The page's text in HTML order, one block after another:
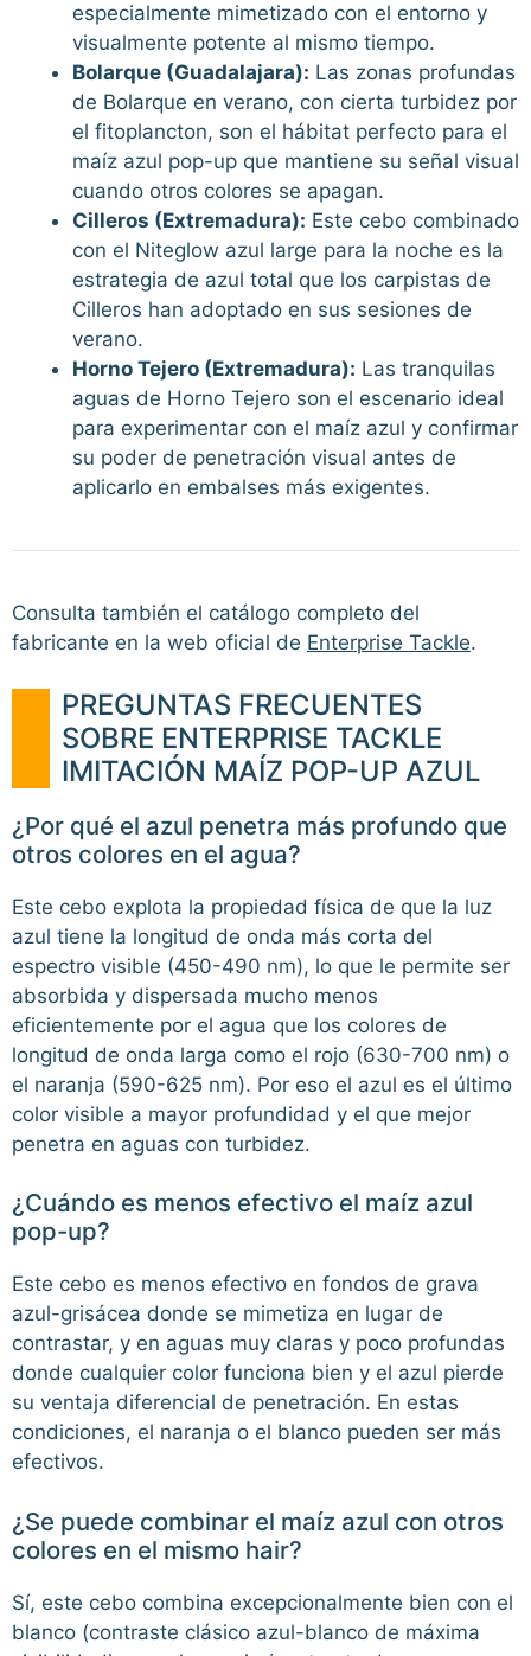
especialmente mimetizado con el entorno y
visualmente potente al mismo tiempo.
Bolarque (Guadalajara): Las zonas profundas
de Bolarque en verano, con cierta turbidez por
el fitoplancton, son el hábitat perfecto para el
maíz azul pop-up que mantiene su señal visual
cuando otros colores se apagan.
Cilleros (Extremadura): Este cebo combinado
con el Niteglow azul large para la noche es la
estrategia de azul total que los carpistas de
Cilleros han adoptado en sus sesiones de
verano.
Horno Tejero (Extremadura): Las tranquilas
aguas de Horno Tejero son el escenario ideal
para experimentar con el maíz azul y confirmar
su poder de penetración visual antes de
aplicarlo en embalses más exigentes.
Consulta también el catálogo completo del
fabricante en la web oficial de Enterprise Tackle.
PREGUNTAS FRECUENTES
SOBRE ENTERPRISE TACKLE
IMITACIÓN MAÍZ POP-UP AZUL
¿Por qué el azul penetra más profundo que
otros colores en el agua?
Este cebo explota la propiedad física de que la luz
azul tiene la longitud de onda más corta del
espectro visible (450-490 nm), lo que le permite ser
absorbida y dispersada mucho menos
eficientemente por el agua que los colores de
longitud de onda larga como el rojo (630-700 nm) o
el naranja (590-625 nm). Por eso el azul es el último
color visible a mayor profundidad y el que mejor
penetra en aguas con turbidez.
¿Cuándo es menos efectivo el maíz azul
pop-up?
Este cebo es menos efectivo en fondos de grava
azul-grisácea donde se mimetiza en lugar de
contrastar, y en aguas muy claras y poco profundas
donde cualquier color funciona bien y el azul pierde
su ventaja diferencial de penetración. En estas
condiciones, el naranja o el blanco pueden ser más
efectivos.
¿Se puede combinar el maíz azul con otros
colores en el mismo hair?
Sí, este cebo combina excepcionalmente bien con el
blanco (contraste clásico azul-blanco de máxima